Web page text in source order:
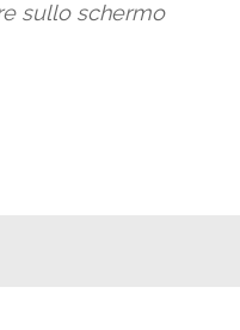
sullo schermo